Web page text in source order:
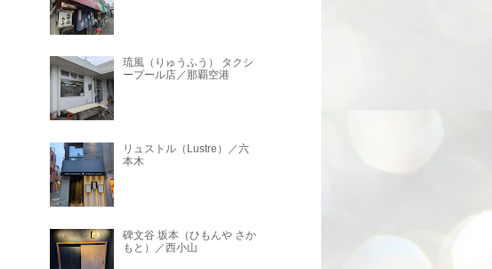
琉風（りゅうふう） タクシ
ープール店／那覇空港
リュストル（Lustre）／六
本木
碑文谷 坂本（ひもんや さか
もと）／西小山